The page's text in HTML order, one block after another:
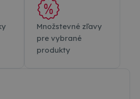
Množstevné zľavy
pre vybrané
produkty